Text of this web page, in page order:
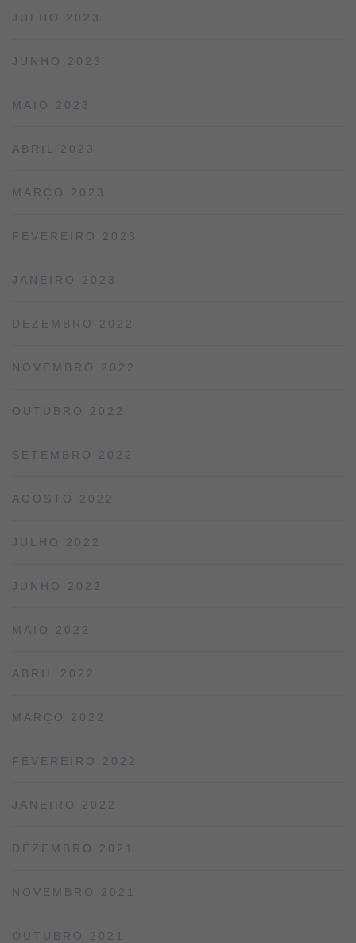
JULHO 2023
JUNHO 2023
MAIO 2023
ABRIL 2023
MARÇO 2023
FEVEREIRO 2023
JANEIRO 2023
DEZEMBRO 2022
NOVEMBRO 2022
OUTUBRO 2022
SETEMBRO 2022
AGOSTO 2022
JULHO 2022
JUNHO 2022
MAIO 2022
ABRIL 2022
MARÇO 2022
FEVEREIRO 2022
JANEIRO 2022
DEZEMBRO 2021
NOVEMBRO 2021
OUTUBRO 2021